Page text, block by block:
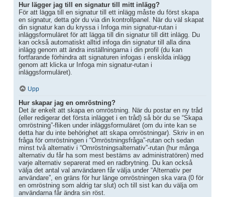
Hur lägger jag till en signatur till mitt inlägg?
För att lägga till en signatur till ett inlägg måste du först skapa
en signatur, detta gör du via din kontrollpanel. När du väl skapat
din signatur kan du kryssa i Infoga min signatur-rutan i
inläggsformuläret för att lägga till din signatur till ditt inlägg. Du
kan också automatiskt alltid infoga din signatur till alla dina
inlägg genom att ändra inställningarna i din profil (du kan
fortfarande förhindra att signaturen infogas i enskilda inlägg
genom att klicka ur Infoga min signatur-rutan i
inläggsformuläret).
Upp
Hur skapar jag en omröstning?
Det är enkelt att skapa en omröstning. När du postar en ny tråd
(eller redigerar det första inlägget i en tråd) så bör du se “Skapa
omröstning”-fliken under inläggsformuläret (om du inte kan se
detta har du inte behörighet att skapa omröstningar). Skriv in en
fråga för omröstningen i “Omröstningsfråga”-rutan och sedan
minst två alternativ i “Omröstningsalternativ”-rutan (hur många
alternativ du får ha som mest bestäms av administratören) med
varje alternativ separerat med en radbrytning. Du kan också
välja det antal val användaren får välja under “Alternativ per
användare”, en gräns för hur länge omröstningen ska vara (0 för
en omröstning som aldrig tar slut) och till sist kan du välja om
användarna får ändra sin röst.